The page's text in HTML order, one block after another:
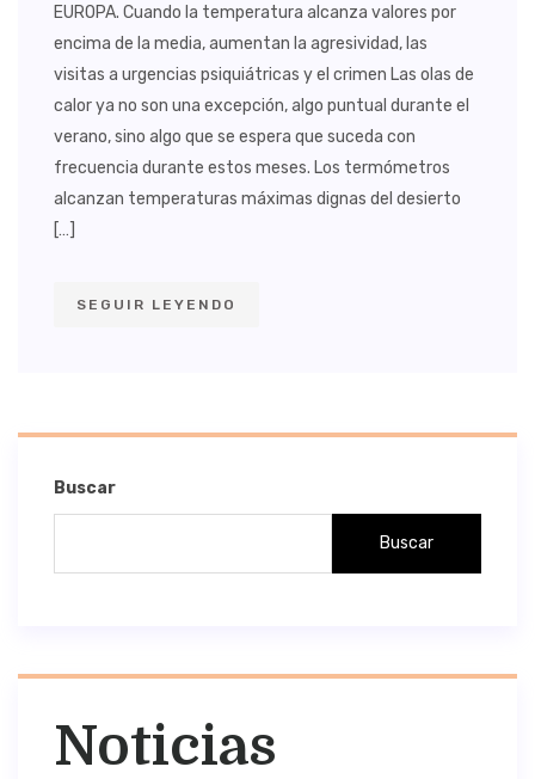
EUROPA. Cuando la temperatura alcanza valores por
encima de la media, aumentan la agresividad, las
visitas a urgencias psiquiátricas y el crimen Las olas de
calor ya no son una excepción, algo puntual durante el
verano, sino algo que se espera que suceda con
frecuencia durante estos meses. Los termómetros
alcanzan temperaturas máximas dignas del desierto
[…]
SEGUIR LEYENDO
Buscar
Buscar
Noticias